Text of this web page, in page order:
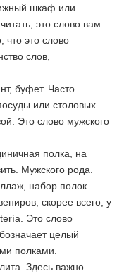
шкаф или
это слово вам
что это слово
слов,
буфет. Часто
или столовых
Это слово мужского
полка, на
Мужского рода.
набор полок.
скорее всего, у
Это слово
целый
полками.
Здесь важно